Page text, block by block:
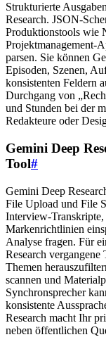
Strukturierte
Research. JSON-
Produktionstools wie
Projektmanagement-
parsen. Sie können
Episoden, Szenen,
konsistenten Feldern
Durchgang von
und Stunden bei der
Redakteure oder
Gemini Deep
Tool#
Gemini Deep
File Upload und File
Interview-
Markenrichtlinien
Analyse fragen. Für
Research
Themen
scannen und
Synchronsprecher
konsistente
Research macht Ihr
neben öffentlichen